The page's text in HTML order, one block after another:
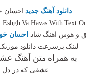
دانلود آهنگ جدید احسان
Va Havas With Text
و هوس اهنگ شاد احسان
لینک پرسرعت دانلود
به همراه متن آهنگ
عشقی که در دل